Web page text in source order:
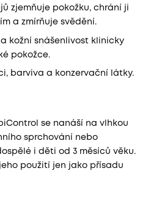
zjemňuje pokožku, chrání ji
a zmírňuje svědění.
kožní snášenlivost klinicky
pokožce.
barviva a konzervační látky.
se nanáší na vlhkou
sprchování nebo
i děti od 3 měsíců věku.
použití jen jako přísadu